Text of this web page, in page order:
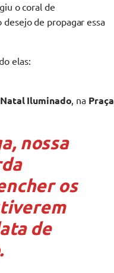
o coral de
de propagar essa
elas:
Natal Iluminado, na Praça
nossa
os
de